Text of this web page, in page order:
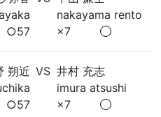
○57
nakayama rento
×7
朔近
○57
VS 井村 充志
imura atsushi
×7